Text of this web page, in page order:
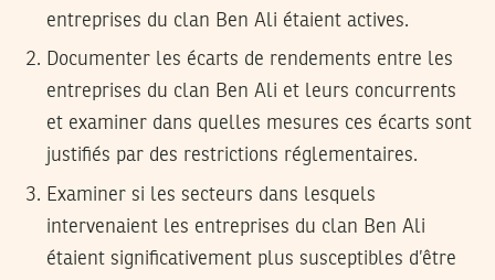
entreprises du clan Ben Ali étaient actives.
Documenter les écarts de rendements entre les
entreprises du clan Ben Ali et leurs concurrents
et examiner dans quelles mesures ces écarts sont
justifiés par des restrictions réglementaires.
Examiner si les secteurs dans lesquels
intervenaient les entreprises du clan Ben Ali
étaient significativement plus susceptibles d’être